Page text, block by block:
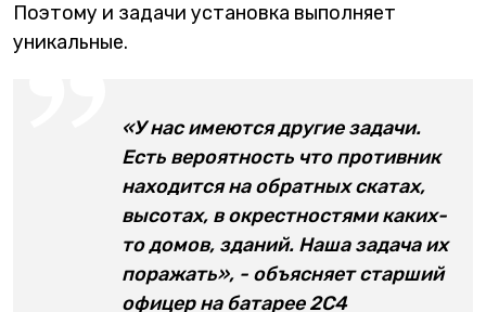
Поэтому и задачи установка выполняет
уникальные.
«У нас имеются другие задачи.
Есть вероятность что противник
находится на обратных скатах,
высотах, в окрестностями каких-
то домов, зданий. Наша задача их
поражать», - объясняет старший
офицер на батарее 2С4